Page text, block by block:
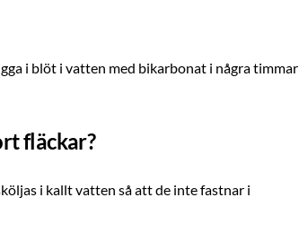
i blöt i vatten med bikarbonat i några timmar
fläckar?
i kallt vatten så att de inte fastnar i